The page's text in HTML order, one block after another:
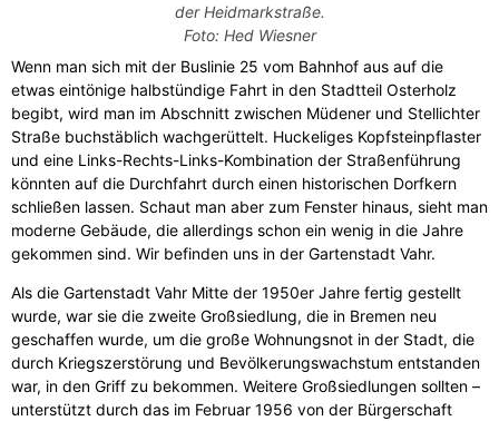
der Heidmarkstraße.
Foto: Hed Wiesner
Wenn man sich mit der Buslinie 25 vom Bahnhof aus auf die
etwas eintönige halbstündige Fahrt in den Stadtteil Osterholz
begibt, wird man im Abschnitt zwischen Müdener und Stellichter
Straße buchstäblich wachgerüttelt. Huckeliges Kopfsteinpflaster
und eine Links-Rechts-Links-Kombination der Straßenführung
könnten auf die Durchfahrt durch einen historischen Dorfkern
schließen lassen. Schaut man aber zum Fenster hinaus, sieht man
moderne Gebäude, die allerdings schon ein wenig in die Jahre
gekommen sind. Wir befinden uns in der Gartenstadt Vahr.
Als die Gartenstadt Vahr Mitte der 1950er Jahre fertig gestellt
wurde, war sie die zweite Großsiedlung, die in Bremen neu
geschaffen wurde, um die große Wohnungsnot in der Stadt, die
durch Kriegszerstörung und Bevölkerungswachstum entstanden
war, in den Griff zu bekommen. Weitere Großsiedlungen sollten –
unterstützt durch das im Februar 1956 von der Bürgerschaft